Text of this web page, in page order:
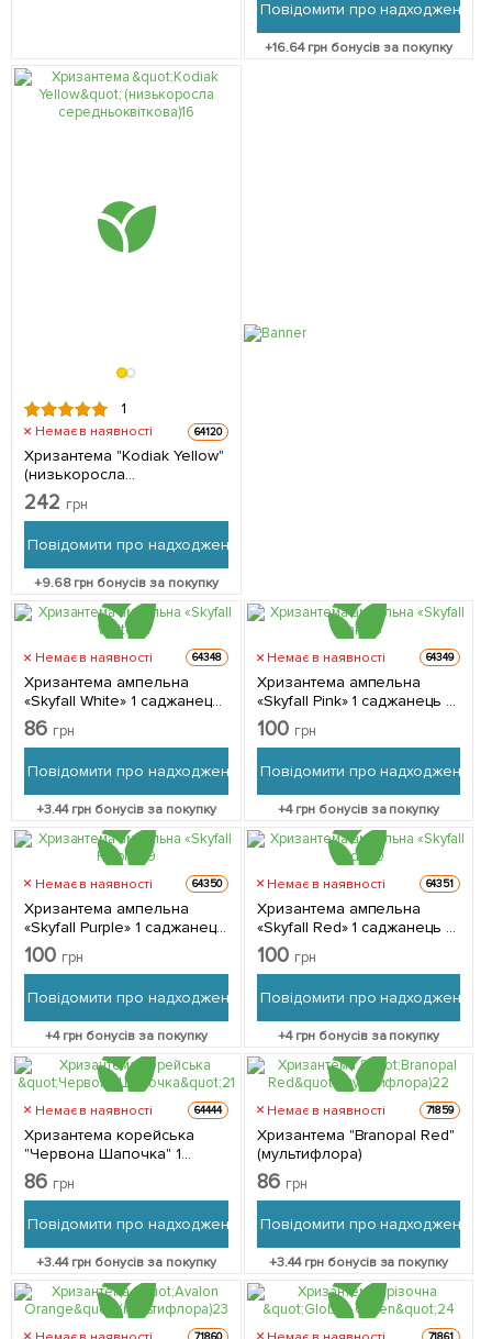
Повідомити про надходження
+16.64грн бонусів за покупку
1
Немає в наявності 64120
Хризантема "Kodiak Yellow"
(низькоросла
середньоквіткова) 1
саджанець в упаковці
242 грн
Повідомити про надходження
+9.68грн бонусів за покупку
Немає в наявності 64348
Хризантема ампельна
«Skyfall White» 1 саджанець
в упаковці
86 грн
Повідомити про надходження
+3.44грн бонусів за покупку
Немає в наявності 64349
Хризантема ампельна
«Skyfall Pink» 1 саджанець в
упаковці
100 грн
Повідомити про надходження
+4грн бонусів за покупку
Немає в наявності 64350
Хризантема ампельна
«Skyfall Purple» 1 саджанець
в упаковці
100 грн
Повідомити про надходження
+4грн бонусів за покупку
Немає в наявності 64351
Хризантема ампельна
«Skyfall Red» 1 саджанець в
упаковці
100 грн
Повідомити про надходження
+4грн бонусів за покупку
Немає в наявності 64444
Хризантема корейська
"Червона Шапочка" 1
саджанець в упаковці
86 грн
Повідомити про надходження
+3.44грн бонусів за покупку
Немає в наявності 71859
Хризантема "Branopal Red"
(мультифлора)
86 грн
Повідомити про надходження
+3.44грн бонусів за покупку